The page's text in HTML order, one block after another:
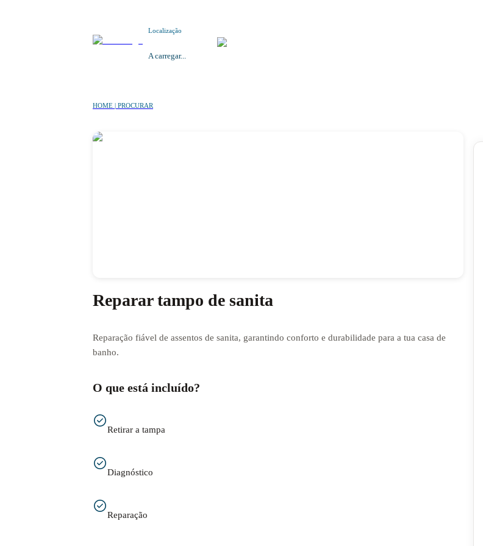
Localização
A carregar...
HOME | PROCURAR
Reparar tampo de sanita
Reparação fiável de assentos de sanita, garantindo conforto e durabilidade para a tua casa de
banho.
O que está incluído?
Retirar a tampa
Diagnóstico
Reparação